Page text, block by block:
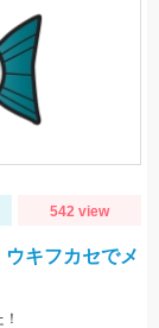
542 view
ウキフカセでメ